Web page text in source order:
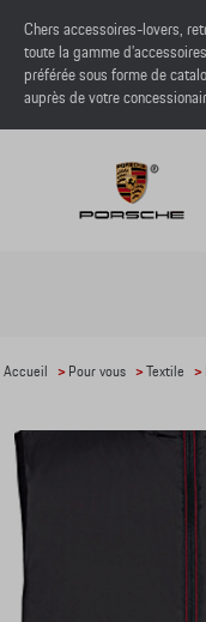
Chers accessoires-lovers,
toute la gamme
préférée sous forme de
auprès de votre
Accueil > Pour vous >Textile >